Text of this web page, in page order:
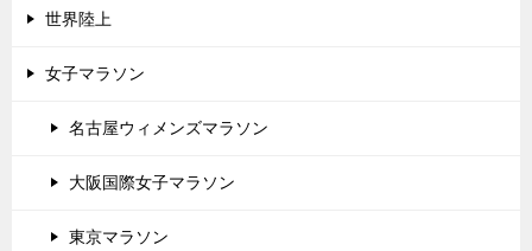
世界陸上
女子マラソン
名古屋ウィメンズマラソン
大阪国際女子マラソン
東京マラソン